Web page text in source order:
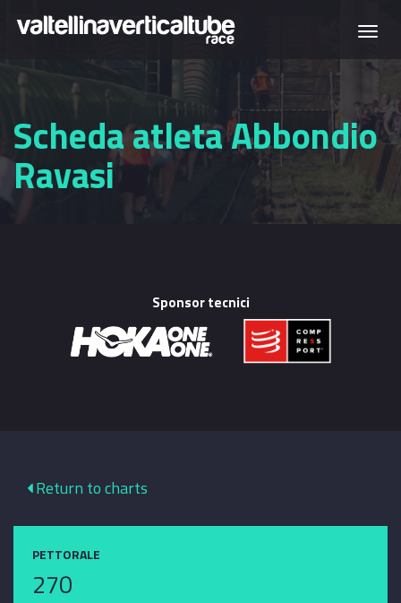
Salta al contenuto principale
Scheda atleta Abbondio
Ravasi
Sponsor tecnici
Return to charts
PETTORALE
270